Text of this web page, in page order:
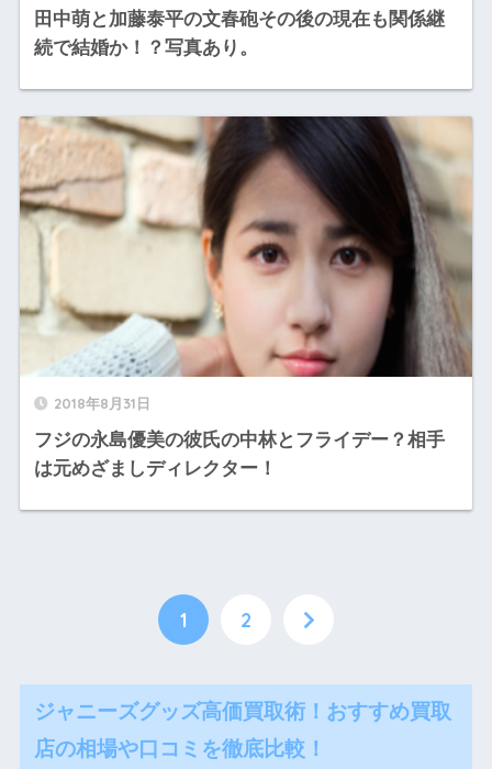
田中萌と加藤泰平の文春砲その後の現在も関係継
続で結婚か！？写真あり。
2018年8月31日
フジの永島優美の彼氏の中林とフライデー？相手
は元めざましディレクター！
1 2
ジャニーズグッズ高価買取術！おすすめ買取
店の相場や口コミを徹底比較！